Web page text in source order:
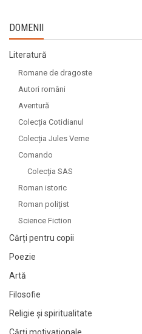
DOMENII
Literatură
Romane de dragoste
Autori români
Aventură
Colecția Cotidianul
Colecția Jules Verne
Comando
Colecția SAS
Roman istoric
Roman polițist
Science Fiction
Cărți pentru copii
Poezie
Artă
Filosofie
Religie și spiritualitate